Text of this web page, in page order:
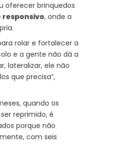
oferecer brinquedos
, onde a
rolar e fortalecer a
e a gente não dá a
lateralizar, ele não
que precisa”,
quando os
reprimido, é
porque não
com seis